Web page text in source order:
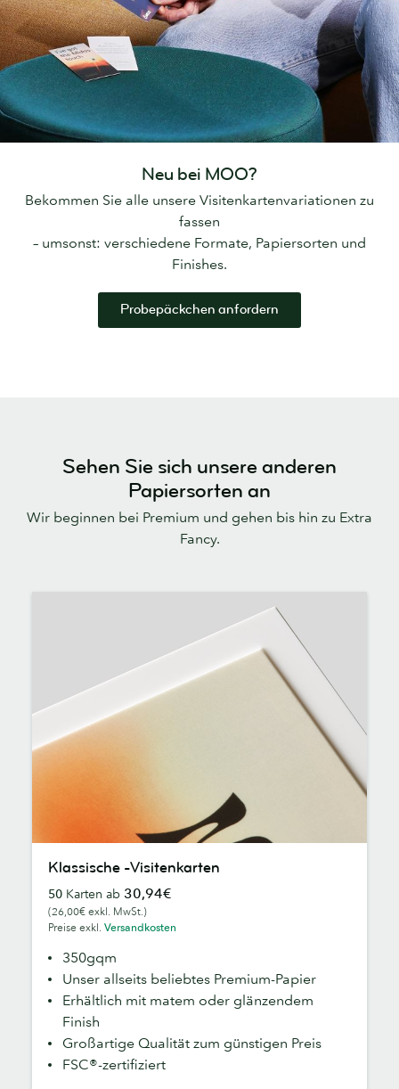
Neu bei MOO?
Bekommen Sie alle unsere Visitenkartenvariationen zu
fassen
– umsonst: verschiedene Formate, Papiersorten und
Finishes.
Probepäckchen anfordern
Sehen Sie sich unsere anderen
Papiersorten an
Wir beginnen bei Premium und gehen bis hin zu Extra
Fancy.
Visitenkarten
Klassische -Visitenkarten
50 Karten ab 30,94€
(26,00€ exkl. MwSt.)
Preise exkl. Versandkosten
350gqm
Unser allseits beliebtes Premium-Papier
Erhältlich mit matem oder glänzendem
Finish
Großartige Qualität zum günstigen Preis
FSC®-zertifiziert